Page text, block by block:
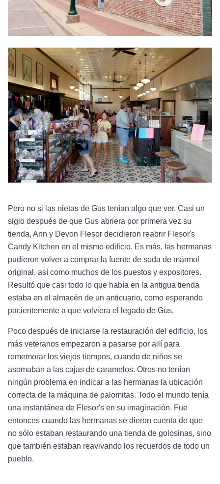
Pero no si las nietas de Gus tenían algo que ver. Casi un
siglo después de que Gus abriera por primera vez su
tienda, Ann y Devon Flesor decidieron reabrir Flesor's
Candy Kitchen en el mismo edificio. Es más, las hermanas
pudieron volver a comprar la fuente de soda de mármol
original, así como muchos de los puestos y expositores.
Resultó que casi todo lo que había en la antigua tienda
estaba en el almacén de un anticuario, como esperando
pacientemente a que volviera el legado de Gus.
Poco después de iniciarse la restauración del edificio, los
más veteranos empezaron a pasarse por allí para
rememorar los viejos tiempos, cuando de niños se
asomaban a las cajas de caramelos. Otros no tenían
ningún problema en indicar a las hermanas la ubicación
correcta de la máquina de palomitas. Todo el mundo tenía
una instantánea de Flesor's en su imaginación. Fue
entonces cuando las hermanas se dieron cuenta de que
no sólo estaban restaurando una tienda de golosinas, sino
que también estaban reavivando los recuerdos de todo un
pueblo.